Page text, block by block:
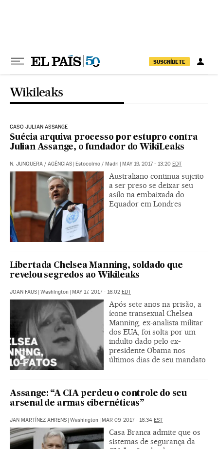
SUSCRÍBETE
Wikileaks
CASO JULIAN ASSANGE
Suécia arquiva processo por estupro contra
Julian Assange, o fundador do WikiLeaks
N. JUNQUERA / AGÊNCIAS | Estocolmo / Madri | MAY 19, 2017 - 13:20 EDT
Australiano continua sujeito
a ser preso se deixar seu
asilo na embaixada do
Equador em Londres
Libertada Chelsea Manning, soldado que
revelou segredos ao Wikileaks
JOAN FAUS | Washington | MAY 17, 2017 - 16:02 EDT
Após sete anos na prisão, a
ícone transexual Chelsea
Manning, ex-analista militar
dos EUA, foi solta por um
indulto dado pelo ex-
presidente Obama nos
últimos dias de seu mandato
Assange: “A CIA perdeu o controle do seu
arsenal de armas cibernéticas”
JAN MARTÍNEZ AHRENS | Washington | MAR 09, 2017 - 16:34 EST
Casa Branca admite que os
sistemas de segurança da